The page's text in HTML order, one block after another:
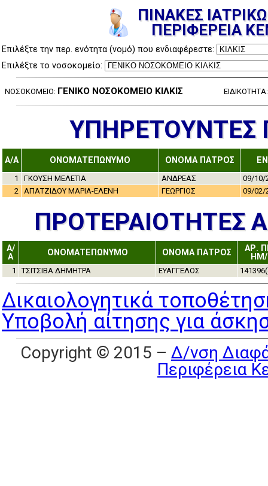
ΠΙΝΑΚΕΣ
ΠΕΡΙΦΕΡΕΙΑ
Επιλέξτε την περ. ενότητα (νομό) που ενδιαφέρεστε:
Επιλέξτε το νοσοκομείο:
ΝΟΣΟΚΟΜΕΙΟ: ΓΕΝΙΚΟ ΝΟΣΟΚΟΜΕΙΟ ΚΙΛΚΙΣ
ΥΠΗΡΕΤΟΥΝΤΕΣ
A/A ΟΝΟΜΑΤΕΠΩΝΥΜΟ ΟΝΟΜΑ ΠΑΤΡΟΣ
1 ΓΚΟΥΣΗ ΜΕΛΕΤΙΑ ΑΝΔΡΕΑΣ
09/10/
2 ΑΠΑΤΖΙΔΟΥ ΜΑΡΙΑ-ΕΛΕΝΗ ΓΕΩΡΓΙΟΣ 09/02/
ΠΡΟΤΕΡΑΙΟΤΗΤΕΣ
Α/
Α
ΟΝΟΜΑΤΕΠΩΝΥΜΟ ΟΝΟΜΑ ΠΑΤΡΟΣ
ΑΡ.
ΗΜ/
1 ΤΣΙΤΣΙΒΑ ΔΗΜΗΤΡΑ ΕΥΑΓΓΕΛΟΣ
Δικαιολογητικά
Υποβολή αίτησης για
Copyright © 2015 – Δ/νση
Περιφέρεια